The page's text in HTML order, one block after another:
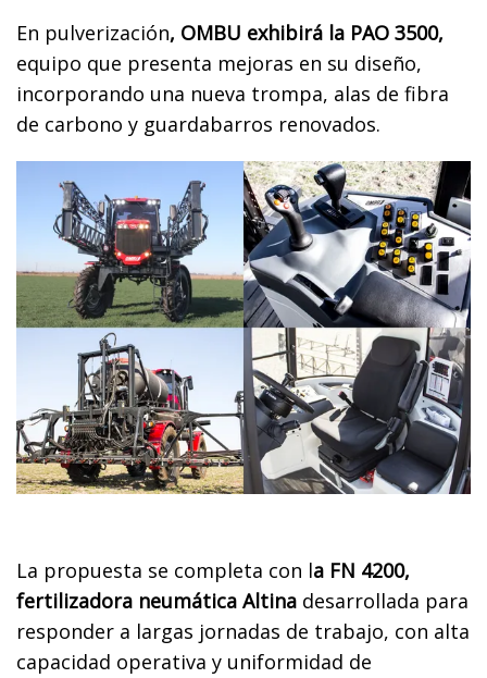
En pulverización, OMBU exhibirá la PAO 3500,
equipo que presenta mejoras en su diseño,
incorporando una nueva trompa, alas de fibra
de carbono y guardabarros renovados.
La propuesta se completa con la FN 4200,
fertilizadora neumática Altina desarrollada para
responder a largas jornadas de trabajo, con alta
capacidad operativa y uniformidad de